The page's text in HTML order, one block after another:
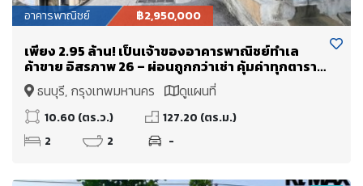
อาคารพาณิชย์ ฿2,950,000
เพียง 2.95 ล้าน! เป็นเจ้าของอาคารพาณิชย์ทำเล
ค้าขาย อิสรภาพ 26 – ผ่อนถูกกว่าเช่า คุ้มค่าทุกตาราง
เมตรธนบุรี, กรุงเทพมหานคร ดูแผนที่
10.60 (ตร.ว.)
127.20 (ตร.ม.)
2
2 -